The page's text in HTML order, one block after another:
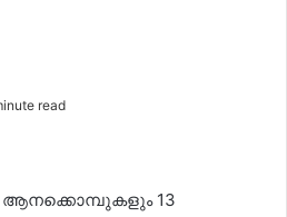
read
ആനക്കൊമ്പുകളും 13